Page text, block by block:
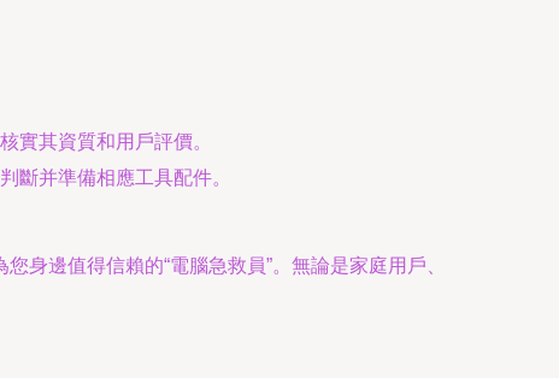
實其資質和用戶評價。
斷并準備相應工具配件。
身邊值得信賴的“電腦急救員”。無論是家庭用戶、